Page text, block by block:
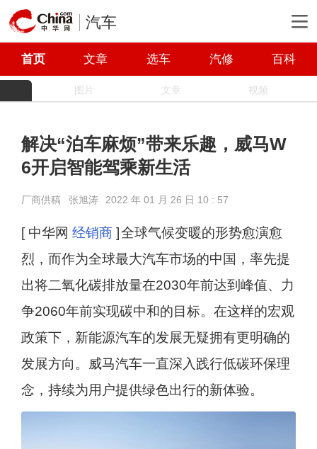
汽车
首页 文章 选车 汽修 百科
图片 文章 视频
解决“泊车麻烦”带来乐趣，威马W
6开启智能驾乘新生活
厂商供稿 张旭涛 2022 年 01 月 26 日 10 : 57
[ 中华网 经销商] 全球气候变暖的形势愈演愈
烈，而作为全球最大汽车市场的中国，率先提
出将二氧化碳排放量在2030年前达到峰值、力
争2060年前实现碳中和的目标。在这样的宏观
政策下，新能源汽车的发展无疑拥有更明确的
发展方向。威马汽车一直深入践行低碳环保理
念，持续为用户提供绿色出行的新体验。